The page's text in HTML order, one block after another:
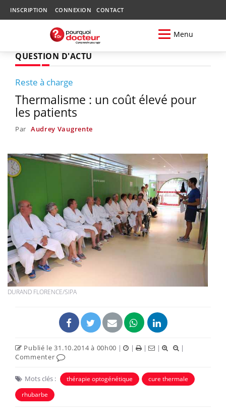
INSCRIPTION CONNEXION CONTACT
Menu
QUESTION D'ACTU
Reste à charge
Thermalisme : un coût élevé pour
les patients
Par Audrey Vaugrente
DURAND FLORENCE/SIPA
Publié le 31.10.2014 à 00h00 | | | |
|
Commenter
Mots clés : thérapie optogénétique
cure thermale
rhubarbe